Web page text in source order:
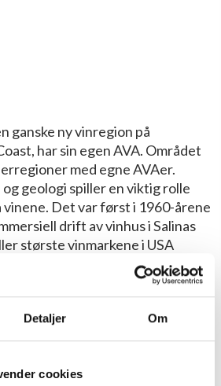
Detaljer Om
cookies
ganske ny vinregion på
har sin egen AVA. Området
med egne AVAer.
geologi spiller en viktig rolle
Det var først i 1960-årene
drift av vinhus i Salinas
største vinmarkene i USA
av Monterey. I bunnen av dalen
og vinstokkene får vann fra
kystlinjen i Monterey er svært
lages lenger opp i dalen,
San Lucas. Kystvinene er
gjør den nord-østlige delen av